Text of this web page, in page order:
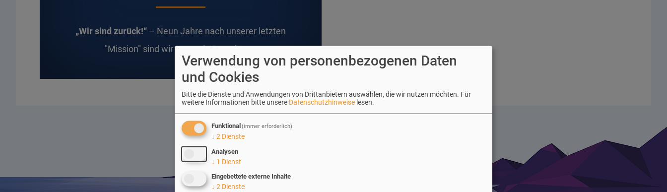
„Wir sind zurück!“– Neun Jahre nach unserer letzten
"Mission" sind wir erneut in Barcelona.
Verwendung von personenbezogenen Daten
und Cookies
Bitte die Dienste und Anwendungen von Drittanbietern auswählen, die wir nutzen möchten. Für
weitere Informationen bitte unsere Datenschutzhinweise lesen.
Funktional (immer erforderlich)
↓ 2 Dienste
Analysen
↓ 1 Dienst
Eingebettete externe Inhalte
↓ 2 Dienste